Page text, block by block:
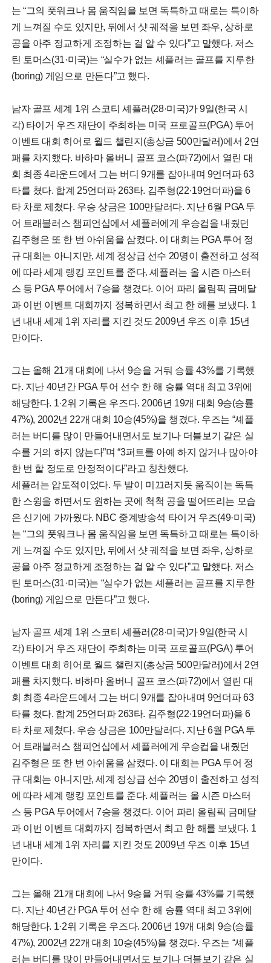
는 “그의 풋워크나 몸 움직임을 보면 독특하고 때로는 특이하
게 느껴질 수도 있지만, 뒤에서 샷 궤적을 보면 좌우, 상하로
공을 아주 정교하게 조정하는 걸 알 수 있다”고 말했다. 저스
틴 토머스(31·미국)는 “실수가 없는 셰플러는 골프를 지루한
(boring) 게임으로 만든다”고 했다.
남자 골프 세계 1위 스코티 셰플러(28·미국)가 9일(한국 시
각) 타이거 우즈 재단이 주최하는 미국 프로골프(PGA) 투어
이벤트 대회 히어로 월드 챌린지(총상금 500만달러)에서 2연
패를 차지했다. 바하마 올버니 골프 코스(파72)에서 열린 대
회 최종 4라운드에서 그는 버디 9개를 잡아내며 9언더파 63
타를 쳤다. 합계 25언더파 263타. 김주형(22·19언더파)을 6
타 차로 제쳤다. 우승 상금은 100만달러다. 지난 6월 PGA 투
어 트래블러스 챔피언십에서 셰플러에게 우승컵을 내줬던
김주형은 또 한 번 아쉬움을 삼켰다. 이 대회는 PGA 투어 정
규 대회는 아니지만, 세계 정상급 선수 20명이 출전하고 성적
에 따라 세계 랭킹 포인트를 준다. 셰플러는 올 시즌 마스터
스 등 PGA 투어에서 7승을 챙겼다. 이어 파리 올림픽 금메달
과 이번 이벤트 대회까지 정복하면서 최고 한 해를 보냈다. 1
년 내내 세계 1위 자리를 지킨 것도 2009년 우즈 이후 15년
만이다.
그는 올해 21개 대회에 나서 9승을 거둬 승률 43%를 기록했
다. 지난 40년간 PGA 투어 선수 한 해 승률 역대 최고 3위에
해당한다. 1·2위 기록은 우즈다. 2006년 19개 대회 9승(승률
47%), 2002년 22개 대회 10승(45%)을 챙겼다. 우즈는 “셰플
러는 버디를 많이 만들어내면서도 보기나 더블보기 같은 실
수를 거의 하지 않는다”며 “3퍼트를 아예 하지 않거나 많아야
한 번 할 정도로 안정적이다”라고 칭찬했다.
셰플러는 압도적이었다. 두 발이 미끄러지듯 움직이는 독특
한 스윙을 하면서도 원하는 곳에 척척 공을 떨어뜨리는 모습
은 신기에 가까웠다. NBC 중계방송석 타이거 우즈(49·미국)
는 “그의 풋워크나 몸 움직임을 보면 독특하고 때로는 특이하
게 느껴질 수도 있지만, 뒤에서 샷 궤적을 보면 좌우, 상하로
공을 아주 정교하게 조정하는 걸 알 수 있다”고 말했다. 저스
틴 토머스(31·미국)는 “실수가 없는 셰플러는 골프를 지루한
(boring) 게임으로 만든다”고 했다.
남자 골프 세계 1위 스코티 셰플러(28·미국)가 9일(한국 시
각) 타이거 우즈 재단이 주최하는 미국 프로골프(PGA) 투어
이벤트 대회 히어로 월드 챌린지(총상금 500만달러)에서 2연
패를 차지했다. 바하마 올버니 골프 코스(파72)에서 열린 대
회 최종 4라운드에서 그는 버디 9개를 잡아내며 9언더파 63
타를 쳤다. 합계 25언더파 263타. 김주형(22·19언더파)을 6
타 차로 제쳤다. 우승 상금은 100만달러다. 지난 6월 PGA 투
어 트래블러스 챔피언십에서 셰플러에게 우승컵을 내줬던
김주형은 또 한 번 아쉬움을 삼켰다. 이 대회는 PGA 투어 정
규 대회는 아니지만, 세계 정상급 선수 20명이 출전하고 성적
에 따라 세계 랭킹 포인트를 준다. 셰플러는 올 시즌 마스터
스 등 PGA 투어에서 7승을 챙겼다. 이어 파리 올림픽 금메달
과 이번 이벤트 대회까지 정복하면서 최고 한 해를 보냈다. 1
년 내내 세계 1위 자리를 지킨 것도 2009년 우즈 이후 15년
만이다.
그는 올해 21개 대회에 나서 9승을 거둬 승률 43%를 기록했
다. 지난 40년간 PGA 투어 선수 한 해 승률 역대 최고 3위에
해당한다. 1·2위 기록은 우즈다. 2006년 19개 대회 9승(승률
47%), 2002년 22개 대회 10승(45%)을 챙겼다. 우즈는 “셰플
러는 버디를 많이 만들어내면서도 보기나 더블보기 같은 실